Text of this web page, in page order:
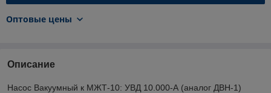
Оптовые цены
Описание
Насос Вакуумный к МЖТ-10: УВД 10.000-А (аналог ДВН-1)